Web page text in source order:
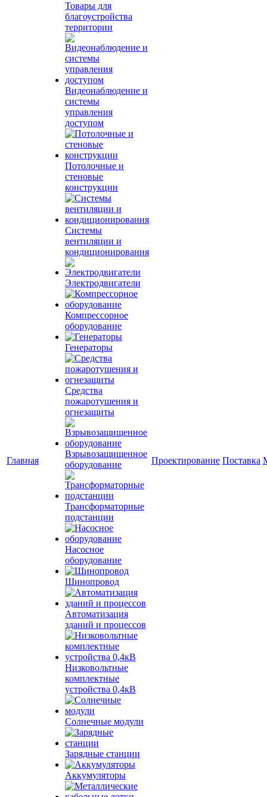
Главная
Товары для
благоустройства
территории
Видеонаблюдение и
системы
управления
доступом
Потолочные и
стеновые
конструкции
Системы
вентиляции и
кондиционирования
Электродвигатели
Компрессорное
оборудование
Генераторы
Средства
пожаротушения и
огнезащиты
Взрывозащищенное
оборудование
Трансформаторные
подстанции
Насосное
оборудование
Шинопровод
Автоматизация
зданий и процессов
Низковольтные
комплектные
устройства 0,4кВ
Солнечные модули
Зарядные станции
Аккумуляторы
Проектирование Поставка